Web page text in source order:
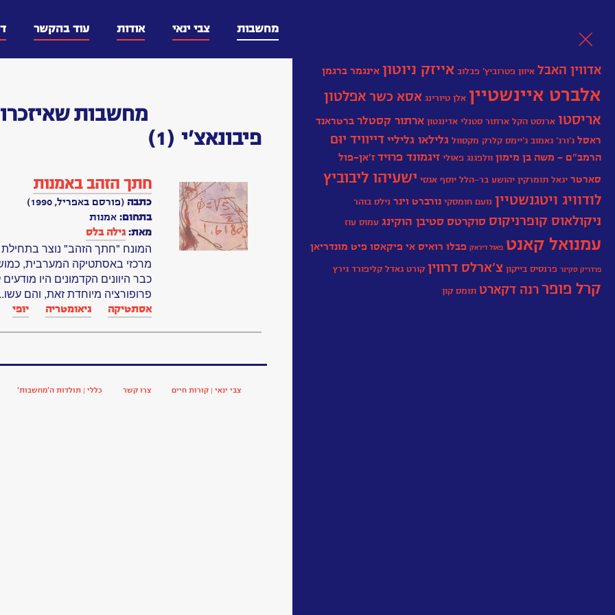
מחשבות צבי ינאי אודות עוד בהקשר
מחשבות
פיבונאצ'י (1)
חתך הזהב באמנות
כתבה (פורסם באפריל, 1990)
בתחום: אמנות
מאת: גילה בלס
מרכזי באסתטיקה המערבית,
כבר היוונים הקדמונים היו
פרופורציה מיוחדת זאת, והם
אסתטיקה גיאומטריה יופי
צבי ינאי | קורות חיים צרו קשר כללי | תולדות ה’מחשבות’
אדווין האבל איוון פטרוביץ' פבלוב אייזק ניוטון אינגמר ברגמן
אלברט איינשטיין אלן טיורינג אסא כשר אפלטון
אריסטו ארנסט הקל ארתור סטנלי אדינגטון ארתור קסטלר ברטראנד
ראסל ג'ורג' גאמוב גֵ'יימְס קְלַרְק מַקְסְוֶול גלילאו גליליי דייוויד יוּם
הרמב"ם - משה בן מימון וולפגנג פאולי זיגמונד פרויד ז’אן-פול
סארטר יגאל תומרקין יהושע בר-הלל יוסף אגסי‏ ישעיהו ליבוביץ
לודוויג ויטגנשטיין נועם חומסקי נורברט וינר נילס בוהר
ניקולאוס קופרניקוס סוקרטס סטיבן הוקינג עמוס עוז
עמנואל קאנט פאול דיראק פבלו רואיס אי פיקאסו פיט מונדריאן
פרדריק סקינר פרנסיס בייקון צ'ארלס דרווין קורט גאדל קליפורד גירץ
קרל פופר רנה דקארט תומס קון